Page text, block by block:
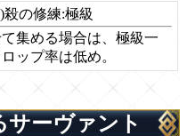
の修練:極級
集める場合は、極級一
ップ率は低め。
サーヴァント